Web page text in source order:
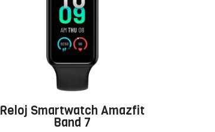
Reloj Smartwatch Amazfit
Band 7